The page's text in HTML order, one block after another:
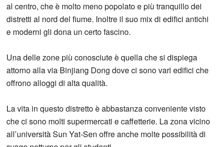
al centro, che è molto meno popolato e più tranquillo dei
distretti al nord del fiume. Inoltre il suo mix di edifici antichi
e moderni gli dona un certo fascino.
Una delle zone più conosciute è quella che si dispiega
attorno alla via Binjiang Dong dove ci sono vari edifici che
offrono alloggi di alta qualità.
La vita in questo distretto è abbastanza conveniente visto
che ci sono molti supermercati e caffetterie. La zona vicino
all’università Sun Yat-Sen offre anche molte possibilità di